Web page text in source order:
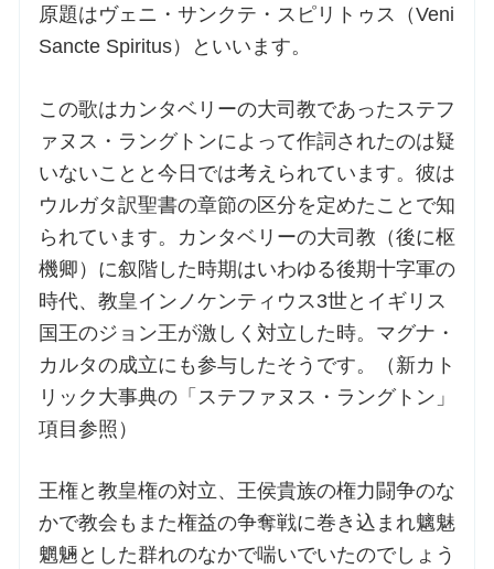
お問合せ
ご利用にあたって
交通・アクセス
原題はヴェニ・サンクテ・スピリトゥス（Veni
Sancte Spiritus）といいます。
この歌はカンタベリーの大司教であったステフ
ァヌス・ラングトンによって作詞されたのは疑
いないことと今日では考えられています。彼は
ウルガタ訳聖書の章節の区分を定めたことで知
られています。カンタベリーの大司教（後に枢
機卿）に叙階した時期はいわゆる後期十字軍の
時代、教皇インノケンティウス3世とイギリス
国王のジョン王が激しく対立した時。マグナ・
カルタの成立にも参与したそうです。（新カト
リック大事典の「ステファヌス・ラングトン」
項目参照）
王権と教皇権の対立、王侯貴族の権力闘争のな
かで教会もまた権益の争奪戦に巻き込まれ魑魅
魍魎とした群れのなかで喘いでいたのでしょう